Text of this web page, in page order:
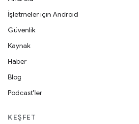
İşletmeler için Android
Güvenlik
Kaynak
Haber
Blog
Podcast'ler
KEŞFET